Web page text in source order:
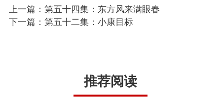
上一篇：第五十四集：东方风来满眼春
下一篇：第五十二集：小康目标
推荐阅读